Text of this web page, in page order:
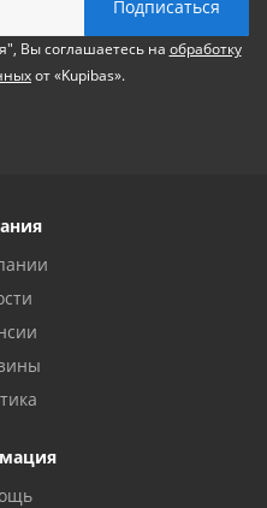
Вы соглашаетесь на обработку
от «Kupibas».